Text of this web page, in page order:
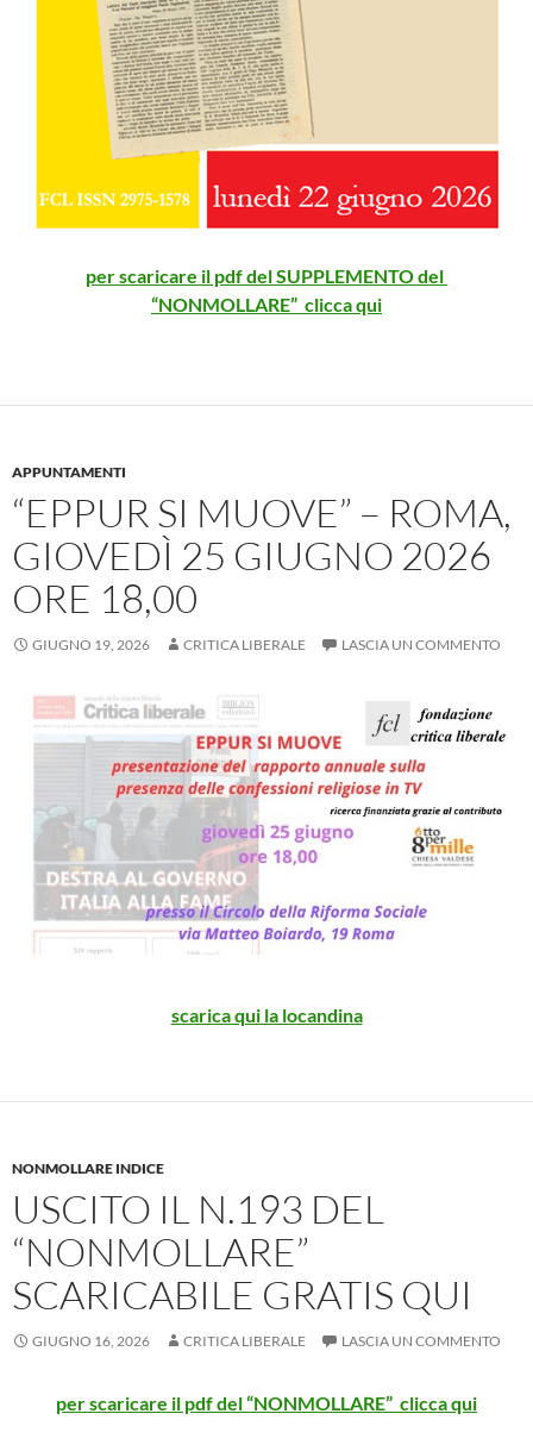
per scaricare il pdf del SUPPLEMENTO del
“NONMOLLARE” clicca qui
APPUNTAMENTI
“EPPUR SI MUOVE” – ROMA,
GIOVEDÌ 25 GIUGNO 2026
ORE 18,00
GIUGNO 19, 2026 CRITICA LIBERALE LASCIA UN COMMENTO
scarica qui la locandina
NONMOLLARE INDICE
USCITO IL N.193 DEL
“NONMOLLARE”
SCARICABILE GRATIS QUI
GIUGNO 16, 2026 CRITICA LIBERALE LASCIA UN COMMENTO
per scaricare il pdf del “NONMOLLARE” clicca qui